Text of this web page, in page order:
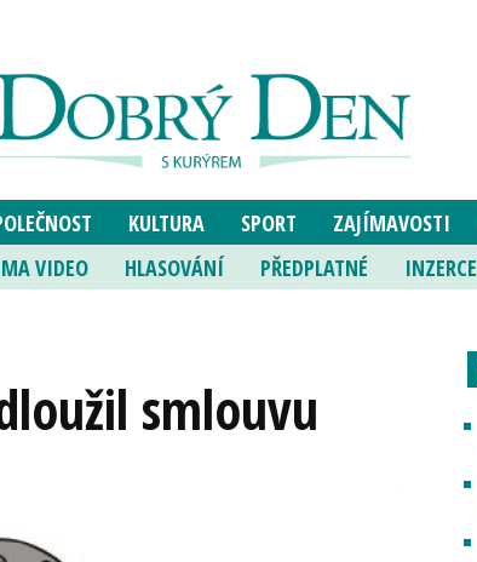
KULTURA SPORT ZAJÍMAVOSTI
VIDEO HLASOVÁNÍ PŘEDPLATNÉ INZERCE
smlouvu